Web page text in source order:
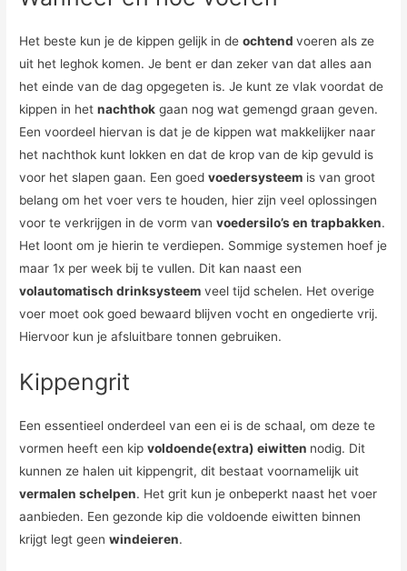
Het beste kun je de kippen gelijk in deochtendvoeren als ze
uit het leghok komen. Je bent er dan zeker van dat alles aan
het einde van de dag opgegeten is. Je kunt ze vlak voordat de
kippen in hetnachthok gaan nog wat gemengd graan geven.
Een voordeel hiervan is dat je de kippen wat makkelijker naar
het nachthok kunt lokken en dat de krop van de kip gevuld is
voor het slapen gaan. Een goedvoedersysteem is van groot
belang om het voer vers te houden, hier zijn veel oplossingen
voor te verkrijgen in de vorm vanvoedersilo’s en trapbakken.
Het loont om je hierin te verdiepen. Sommige systemen hoef je
maar 1x per week bij te vullen. Dit kan naast een
volautomatisch drinksysteem veel tijd schelen. Het overige
voer moet ook goed bewaard blijven vocht en ongedierte vrij.
Hiervoor kun je afsluitbare tonnen gebruiken.
Kippengrit
Een essentieel onderdeel van een ei is de schaal, om deze te
vormen heeft een kipvoldoende(extra) eiwitten nodig. Dit
kunnen ze halen uit kippengrit, dit bestaat voornamelijk uit
vermalen schelpen. Het grit kun je onbeperkt naast het voer
aanbieden. Een gezonde kip die voldoende eiwitten binnen
krijgt legt geenwindeieren.